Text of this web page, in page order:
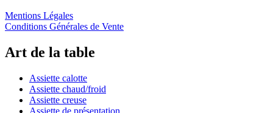
Mentions Légales
Conditions Générales de Vente
Art de la table
Assiette calotte
Assiette chaud/froid
Assiette creuse
Assiette de présentation